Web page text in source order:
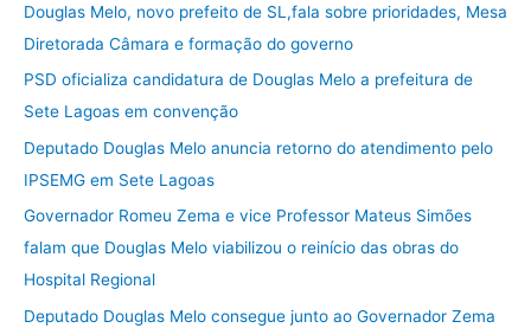
p
o
r
:
Douglas Melo, novo prefeito de SL,fala sobre prioridades, Mesa
Diretorada Câmara e formação do governo
PSD oficializa candidatura de Douglas Melo a prefeitura de
Sete Lagoas em convenção
Deputado Douglas Melo anuncia retorno do atendimento pelo
IPSEMG em Sete Lagoas
Governador Romeu Zema e vice Professor Mateus Simões
falam que Douglas Melo viabilizou o reinício das obras do
Hospital Regional
Deputado Douglas Melo consegue junto ao Governador Zema